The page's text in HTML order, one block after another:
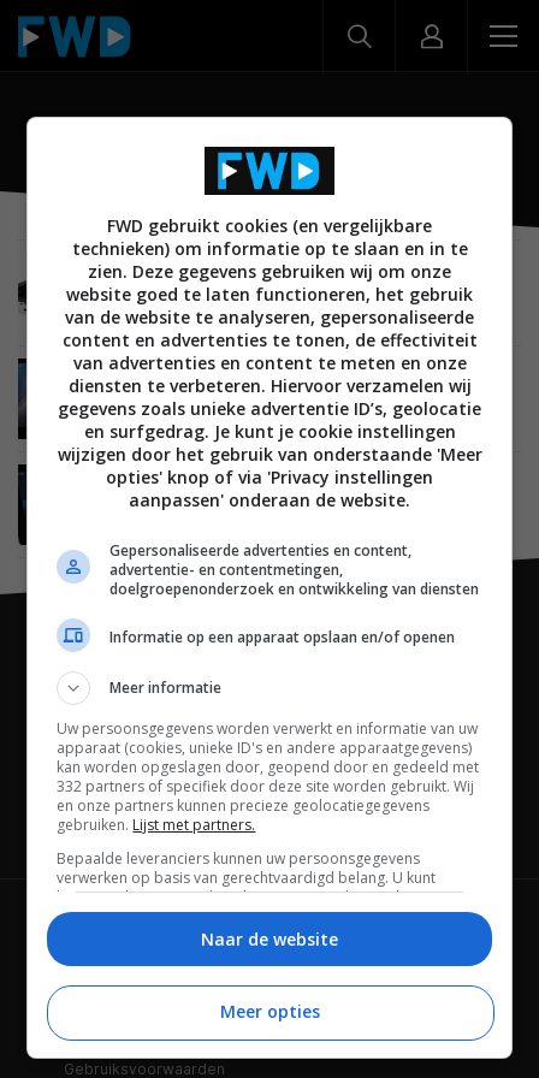
TAB464
MOBILE 24 APRIL 2012
Yarvik lanceert TAB461 en TAB468 budget
tablets met Android 4.0
20 MAART 2012
Yarvik lanceert zes nieuwe budget tablets met
Android 4.0 ICS
MOBILE 16 FEBRUARI 2012
Yarvik geeft duidelijkheid over Android 4.0
Channels
Gebruiksvoorwaarden
FWD gebruikt cookies (en vergelijkbare
technieken) om informatie op te slaan en in te
zien. Deze gegevens gebruiken wij om onze
website goed te laten functioneren, het gebruik
van de website te analyseren, gepersonaliseerde
content en advertenties te tonen, de effectiviteit
van advertenties en content te meten en onze
diensten te verbeteren. Hiervoor verzamelen wij
gegevens zoals unieke advertentie ID’s, geolocatie
en surfgedrag. Je kunt je cookie instellingen
wijzigen door het gebruik van onderstaande 'Meer
opties' knop of via 'Privacy instellingen
aanpassen' onderaan de website.
Gepersonaliseerde advertenties en content,
advertentie- en contentmetingen,
doelgroepenonderzoek en ontwikkeling van diensten
Informatie op een apparaat opslaan en/of openen
Meer informatie
Uw persoonsgegevens worden verwerkt en informatie van uw
apparaat (cookies, unieke ID's en andere apparaatgegevens)
kan worden opgeslagen door, geopend door en gedeeld met
332 partners of specifiek door deze site worden gebruikt. Wij
en onze partners kunnen precieze geolocatiegegevens
gebruiken. Lijst met partners.
Bepaalde leveranciers kunnen uw persoonsgegevens
verwerken op basis van gerechtvaardigd belang. U kunt
hiertegen bezwaar maken door uw opties hieronder te
beheren. Zoek onderaan deze pagina of in het sitemenu naar
een link om uw toestemming te beheren of in te trekken via de
Naar de website
Meer opties